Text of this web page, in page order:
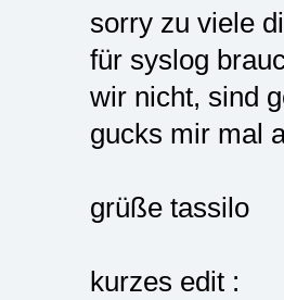
sorry zu viele
für syslog
wir nicht, sind
gucks mir mal
grüße tassilo
kurzes edit :